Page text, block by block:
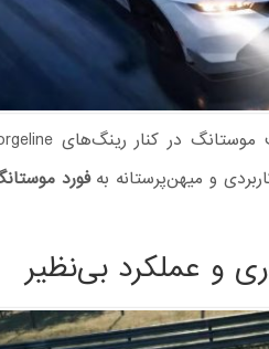
و میهن‌پرستانه به